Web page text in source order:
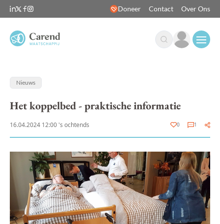
Doneer Contact Over Ons
Nieuws
Het koppelbed - praktische informatie
16.04.2024 12:00 's ochtends 0 1